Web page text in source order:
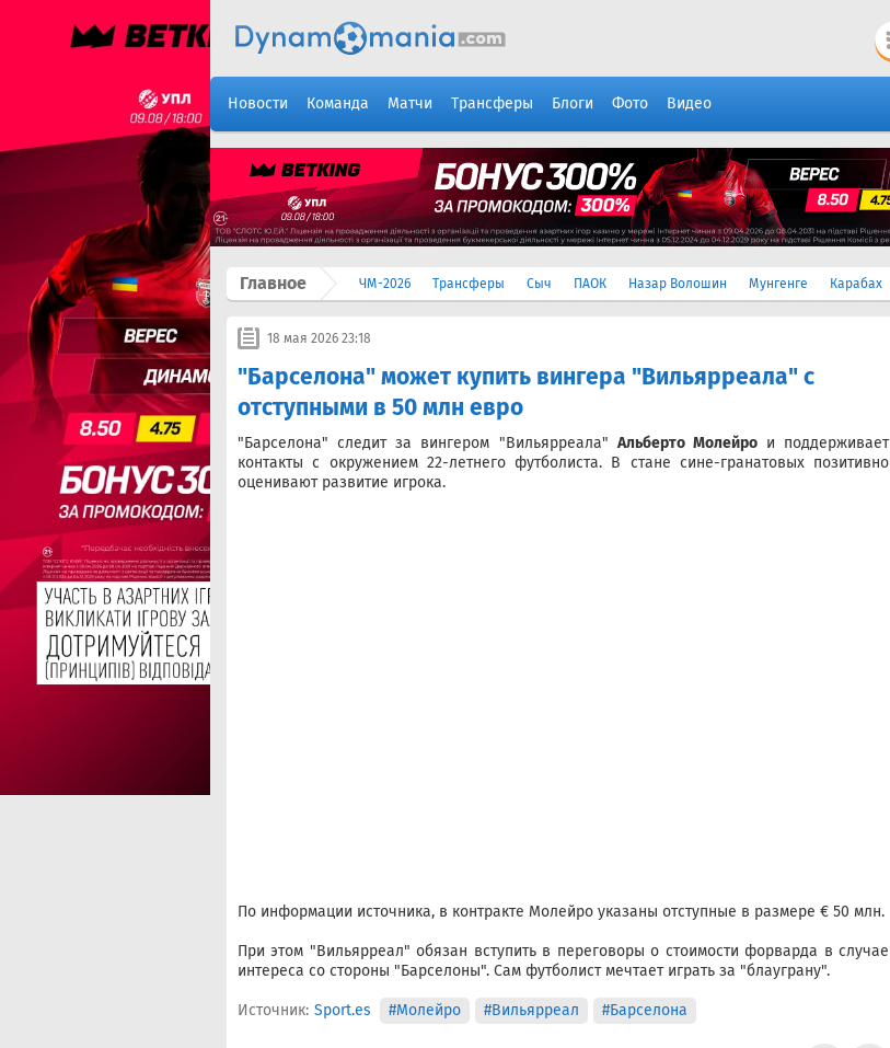
Новости Команда Матчи Трансферы Блоги Фото Видео
Главное ЧМ-2026 Трансферы Сыч ПАОК Назар Волошин Мунгенге Карабах
18 мая 2026 23:18
"Барселона" может купить вингера "Вильярреала" с
отступными в 50 млн евро
"Барселона" следит за вингером "Вильярреала" Альберто Молейрои поддерживает
контакты с окружением 22-летнего футболиста. В стане сине-гранатовых позитивно
оценивают развитие игрока.
По информации источника, в контракте Молейро указаны отступные в размере € 50 млн.
При этом "Вильярреал" обязан вступить в переговоры о стоимости форварда в случае
интереса со стороны "Барселоны". Сам футболист мечтает играть за "блауграну".
Источник: Sport.es #Молейро #Вильярреал #Барселона